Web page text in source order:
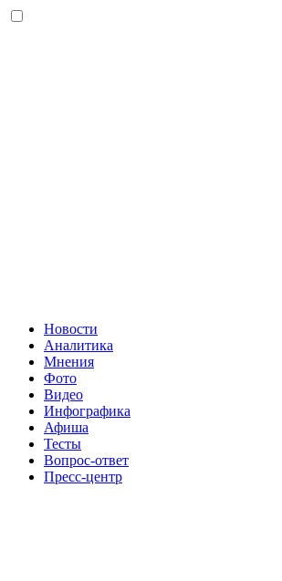
Новости
Аналитика
Мнения
Фото
Видео
Инфографика
Афиша
Тесты
Вопрос-ответ
Пресс-центр